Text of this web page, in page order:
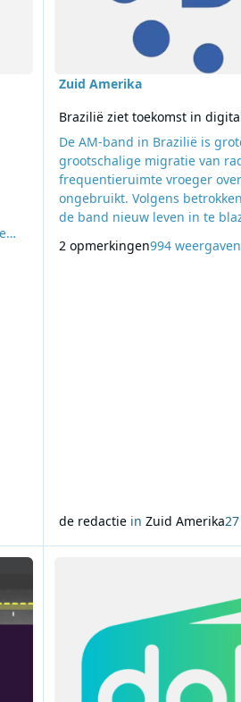
Zuid Amerika
Brazilië ziet toekomst in
De AM-band in Brazilië is
grootschalige migratie van
frequentieruimte vroeger
ongebruikt. Volgens
de band nieuw leven in te
In tegenstelling tot eerdere
2 opmerkingen994 weergaven
de redactie inZuid Amerika
Chili
Lees meer over Eerste DAB+-